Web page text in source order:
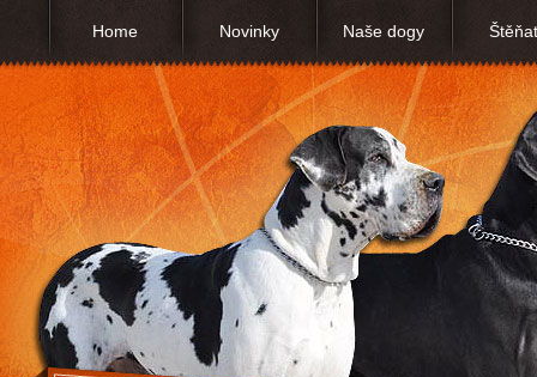
Home Novinky Naše dogy